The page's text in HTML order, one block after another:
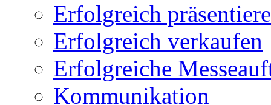
Erfolgreich
Erfolgreich verkaufen
Erfolgreiche
Kommunikation